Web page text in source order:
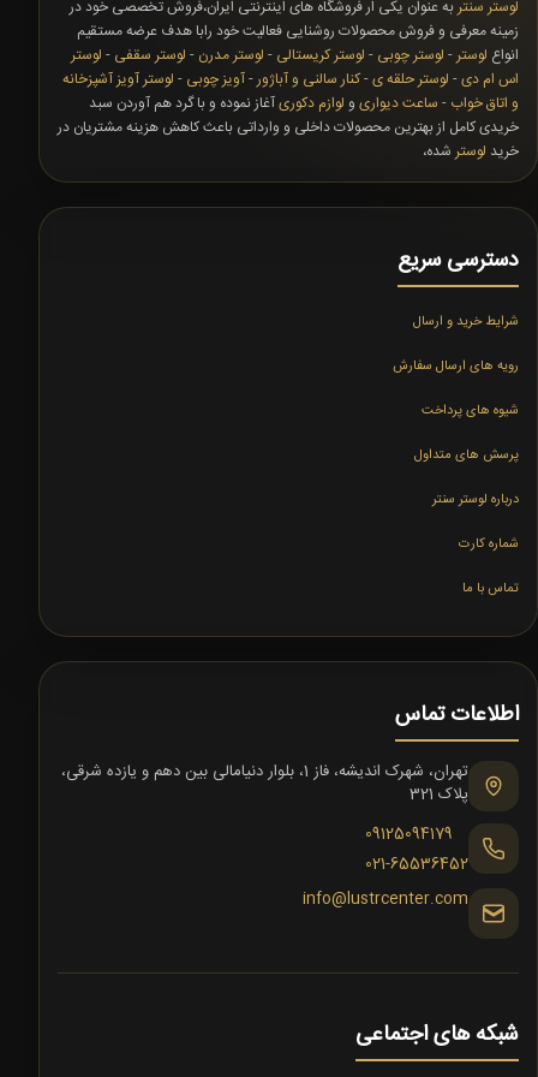
لوستر سنتر به عنوان یکی ار فروشگاه های اینترنتی ایران،فروش تخصصی خود در
زمینه معرفی و فروش محصولات روشنایی فعالیت خود رابا هدف عرضه مستقیم
انواع لوستر - لوستر چوبی - لوستر کریستالی - لوستر مدرن - لوستر سقفی - لوستر
اس ام دی- لوستر حلقه ی-کنار سالنی و آباژور-آویز چوبی - لوستر آویز آشپزخانه
و اتاق خواب - ساعت دیواری و لوازم دکوریآغاز نموده و با گرد هم آوردن سبد
خریدی کامل از بهترین محصولات داخلی و وارداتی باعث کاهش هزینه مشتریان در
خرید لوستر شده،
دسترسی سریع
شرایط خرید و ارسال
رویه های ارسال سفارش
شیوه های پرداخت
پرسش های متداول
درباره لوستر سنتر
شماره کارت
تماس با ما
اطلاعات تماس
تهران، شهرک اندیشه، فاز 1، بلوار دنیامالی بین دهم و یازده شرقی،
پلاک 321
09125094179
021-65536452
info@lustrcenter.com
شبکه های اجتماعی